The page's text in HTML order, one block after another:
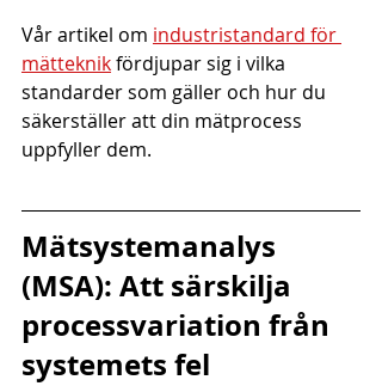
Vår artikel om industristandard för
mätteknik fördjupar sig i vilka
standarder som gäller och hur du
säkerställer att din mätprocess
uppfyller dem.
Mätsystemanalys
(MSA): Att särskilja
processvariation från
systemets fel